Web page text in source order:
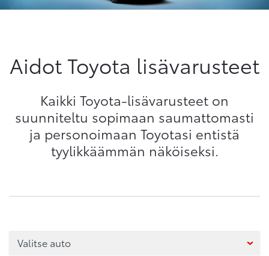
Aidot Toyota lisävarusteet
Kaikki Toyota-lisävarusteet on
suunniteltu sopimaan saumattomasti
ja personoimaan Toyotasi entistä
tyylikkäämmän näköiseksi.